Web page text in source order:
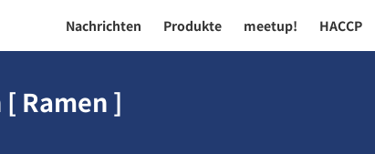
Nachrichten Produkte meetup! HACCP
Ramen ]